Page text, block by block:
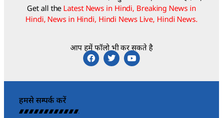
Get all the Latest News in Hindi, Breaking News in
Hindi, News in Hindi, Hindi News Live, Hindi News.
आप हमें फॉलो भी कर सकते है
हमसे सम्पर्क करें